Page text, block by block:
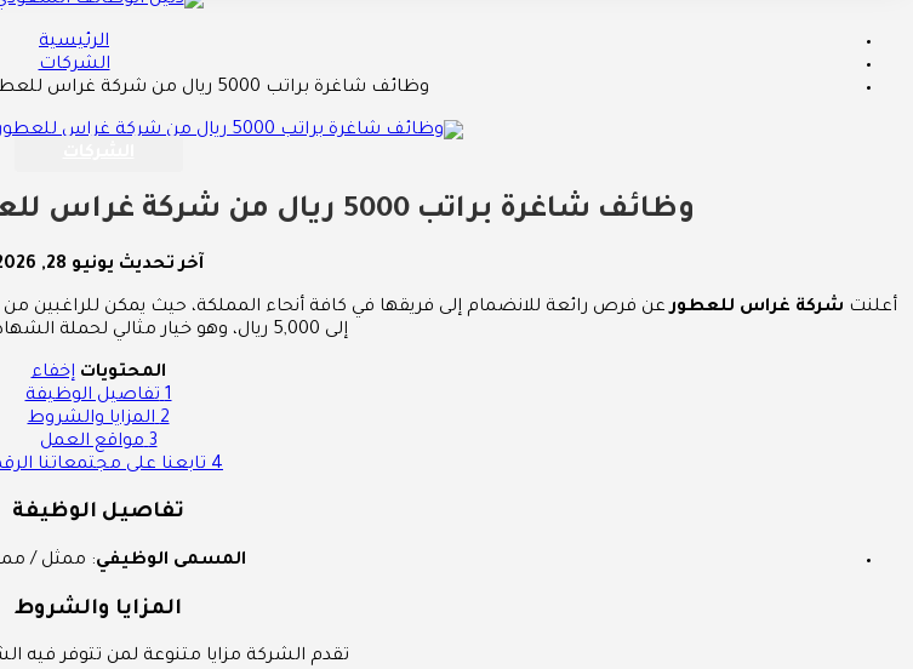
الرئيسية
الشركات
وظائف شاغرة براتب 5000 ريال من شركة غراس للعطور للجنسين في جميع مدن المملكة
وظائف شاغرة براتب 5000 ريال من شركة غراس للعطور للجنسين في جميع مدن المملكة
آخر تحديث يونيو 28, 2026
أعلنت شركة غراس للعطورعن فرص رائعة للانضمام إلى فريقها في كافة أنحاء المملكة، حيث يمكن
إلى 5,000 ريال، وهو خيار مثالي لحملة الشهادة الثانوية وما فوق.
المحتويات إخفاء
1 تفاصيل الوظيفة
2 المزايا والشروط
3 مواقع العمل
4 تابعنا على مجتمعاتنا
تفاصيل الوظيفة
المسمى الوظيفي: ممثل /
المزايا والشروط
تقدم الشركة مزايا متنوعة لمن تتوفر فيه